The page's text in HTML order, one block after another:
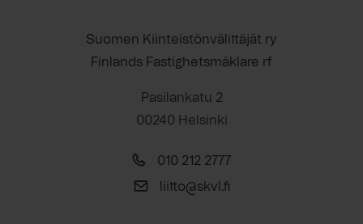
Suomen Kiinteistönvälittäjät ry
Finlands Fastighetsmäklare rf
Pasilankatu 2
00240 Helsinki
010 212 2777
liitto@skvl.fi